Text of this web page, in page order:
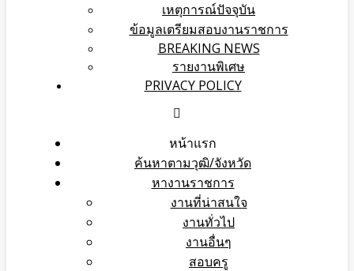
เหตุการณ์ปัจจุบัน
ข้อมูลเตรียมสอบงานราชการ
BREAKING NEWS
รายงานพิเศษ
PRIVACY POLICY
หน้าแรก
ค้นหาตามวุฒิ/จังหวัด
หางานราชการ
งานที่น่าสนใจ
งานทั่วไป
งานอื่นๆ
สอบครู